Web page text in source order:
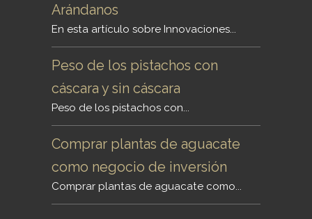
Arándanos
En esta artículo sobre Innovaciones...
Peso de los pistachos con
cáscara y sin cáscara
Peso de los pistachos con...
Comprar plantas de aguacate
como negocio de inversión
Comprar plantas de aguacate como...